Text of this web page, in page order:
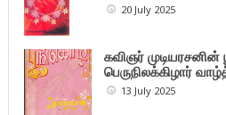
20 July 2025
கவிஞர்
பெருநிலக்கிழார்
13 July 2025